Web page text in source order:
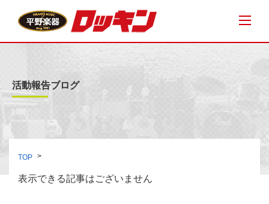
活動報告ブログ
TOP
表示できる記事はございません